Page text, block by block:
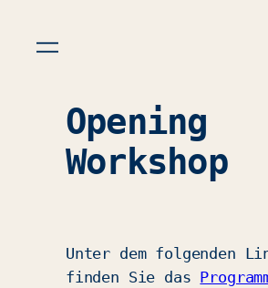
Opening
Workshop
Unter dem folgenden
finden Sie das